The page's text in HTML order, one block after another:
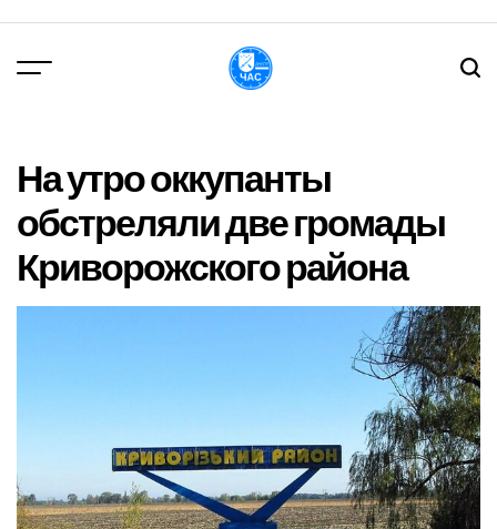
вмісту
На утро оккупанты
обстреляли две громады
Криворожского района